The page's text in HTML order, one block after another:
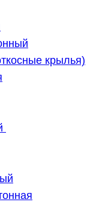
крылья)